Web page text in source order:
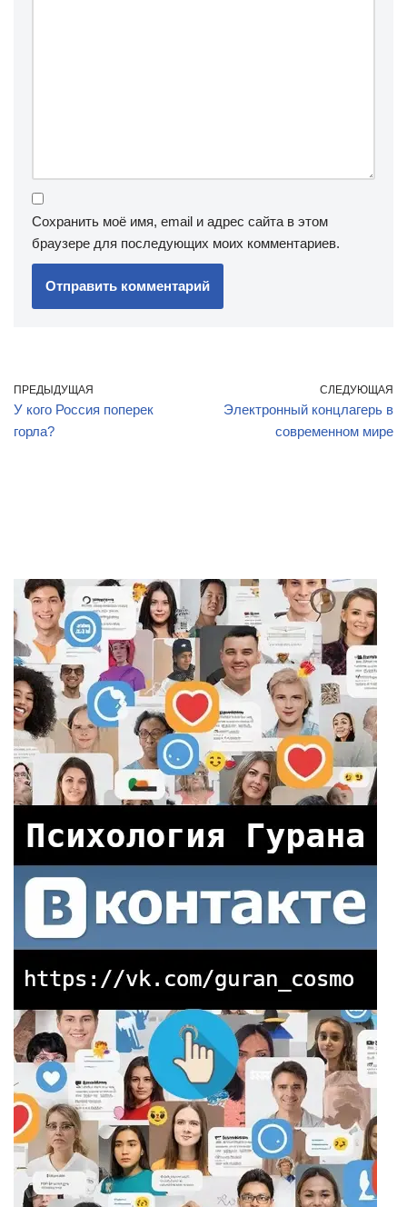
Сохранить моё имя, email и адрес сайта в этом
браузере для последующих моих комментариев.
ПРЕДЫДУЩАЯ
У кого Россия поперек
горла?
СЛЕДУЮЩАЯ
Электронный концлагерь в
современном мире